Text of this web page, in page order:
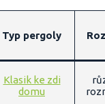
Typ pergoly
Klasik ke zdi
domu